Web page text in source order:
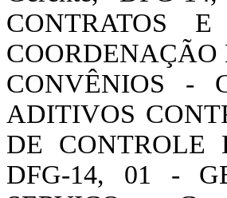
CONTRATOS
COORDENAÇÃO
CONVÊNIOS -
ADITIVOS
DE CONTROLE
DFG-14, 01 -